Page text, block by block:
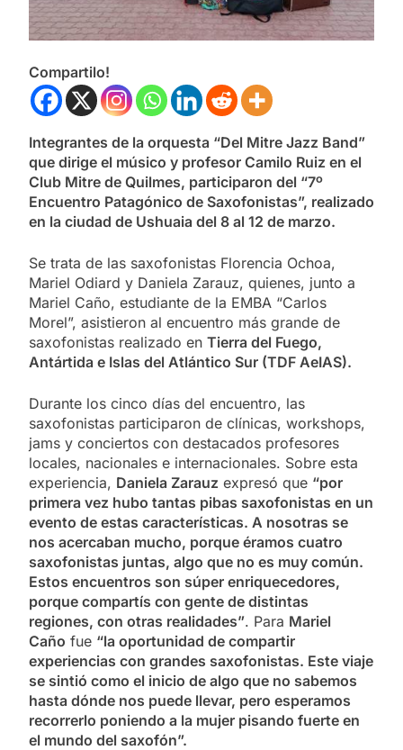
Compartilo!
Integrantes de la orquesta “Del Mitre Jazz Band”
que dirige el músico y profesor Camilo Ruiz en el
Club Mitre de Quilmes, participaron del “7º
Encuentro Patagónico de Saxofonistas”, realizado
en la ciudad de Ushuaia del 8 al 12 de marzo.
Se trata de las saxofonistas Florencia Ochoa,
Mariel Odiard y Daniela Zarauz, quienes, junto a
Mariel Caño, estudiante de la EMBA “Carlos
Morel”, asistieron al encuentro más grande de
saxofonistas realizado en Tierra del Fuego,
Antártida e Islas del Atlántico Sur (TDF AeIAS).
Durante los cinco días del encuentro, las
saxofonistas participaron de clínicas, workshops,
jams y conciertos con destacados profesores
locales, nacionales e internacionales. Sobre esta
experiencia, Daniela Zarauz expresó que “por
primera vez hubo tantas pibas saxofonistas en un
evento de estas características. A nosotras se
nos acercaban mucho, porque éramos cuatro
saxofonistas juntas, algo que no es muy común.
Estos encuentros son súper enriquecedores,
porque compartís con gente de distintas
regiones, con otras realidades”. Para Mariel
Caño fue “la oportunidad de compartir
experiencias con grandes saxofonistas. Este viaje
se sintió como el inicio de algo que no sabemos
hasta dónde nos puede llevar, pero esperamos
recorrerlo poniendo a la mujer pisando fuerte en
el mundo del saxofón”.